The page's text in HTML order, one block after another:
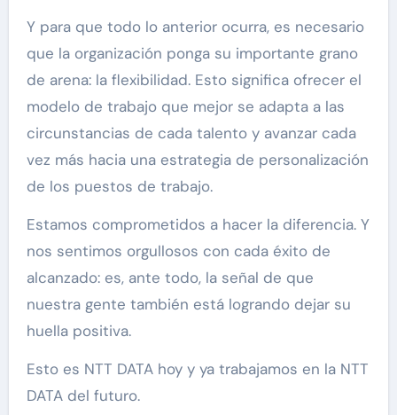
Y para que todo lo anterior ocurra, es necesario
que la organización ponga su importante grano
de arena: la flexibilidad. Esto significa ofrecer el
modelo de trabajo que mejor se adapta a las
circunstancias de cada talento y avanzar cada
vez más hacia una estrategia de personalización
de los puestos de trabajo.
Estamos comprometidos a hacer la diferencia. Y
nos sentimos orgullosos con cada éxito de
alcanzado: es, ante todo, la señal de que
nuestra gente también está logrando dejar su
huella positiva.
Esto es NTT DATA hoy y ya trabajamos en la NTT
DATA del futuro.